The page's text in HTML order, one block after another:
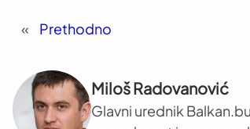
« Prethodno
Miloš Radovanović
Glavni urednik